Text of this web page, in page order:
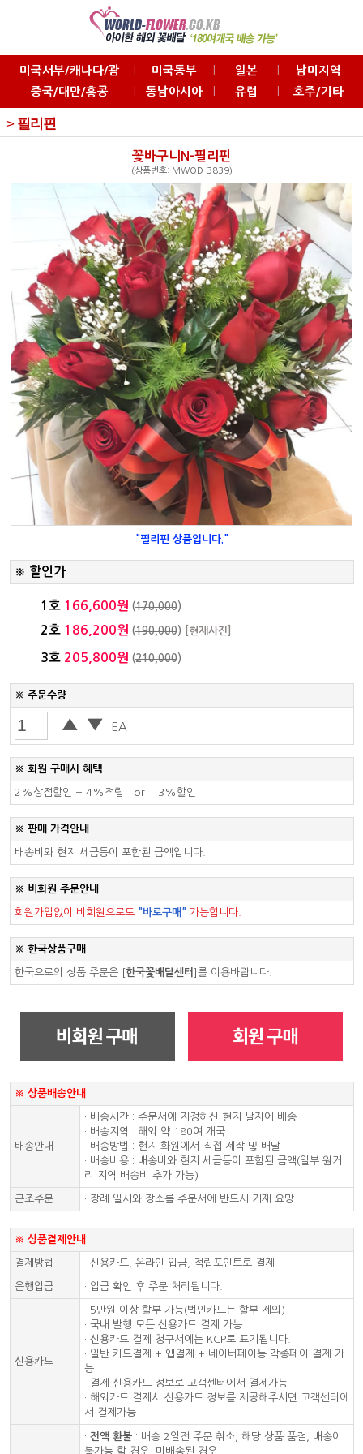
미국서부/캐나다/괌 미국동부 일본
남미지역
중국/대만/홍콩
동남아시아 유럽 호주/기타
> 필리핀
꽃바구니N-필리핀
(상품번호: MWOD-3839)
"필리핀 상품입니다."
※ 할인가
1호 166,600원 (170,000)
2호 186,200원 (190,000) [현재사진]
3호 205,800원 (210,000)
※ 주문수량
▲ ▼ EA
※ 회원 구매시 혜택
2%상점할인 + 4%적립 or 3%할인
※ 판매 가격안내
배송비와 현지 세금등이 포함된 금액입니다.
※ 비회원 주문안내
회원가입없이 비회원으로도 "바로구매"가능합니다.
※ 한국상품구매
한국으로의 상품 주문은 [한국꽃배달센터 ] 를 이용바랍니다.
※ 상품배송안내
배송안내
· 배송시간 : 주문서에 지정하신 현지 날자에 배송
· 배송지역 : 해외 약 180여 개국
· 배송방법 : 현지 화원에서 직접 제작 및 배달
· 배송비용 : 배송비와 현지 세금등이 포함된 금액(일부 원거
리 지역 배송비 추가 가능)
근조주문 · 장례 일시와 장소를 주문서에 반드시 기재 요망
※ 상품결제안내
결제방법 · 신용카드, 온라인 입금, 적립포인트로 결제
은행입금 · 입금 확인 후 주문 처리됩니다.
신용카드
· 5만원 이상 할부 가능(법인카드는 할부 제외)
· 국내 발행 모든 신용카드 결제 가능
· 신용카드 결제 청구서에는 KCP로 표기됩니다.
· 일반 카드결제 + 앱결제 + 네이버페이등 각종페이 결제 가
능
· 결제 신용카드 정보로 고객센터에서 결제가능
· 해외카드 결제시 신용카드 정보를 제공해주시면 고객센터에
서 결제가능
· 전액 환불: 배송 2일전 주문 취소, 해당 상품 품절, 배송이
불가능 할 경우, 미배송된 경우